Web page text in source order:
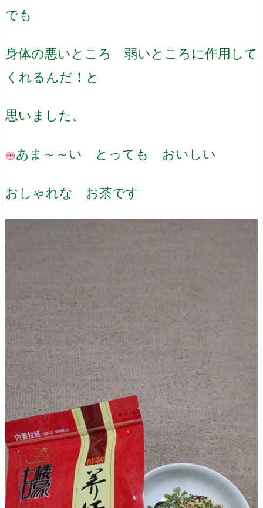
でも
身体の悪いところ 弱いところに作用して
くれるんだ！と
思いました。
あま～～い とっても おいしい
おしゃれな お茶です